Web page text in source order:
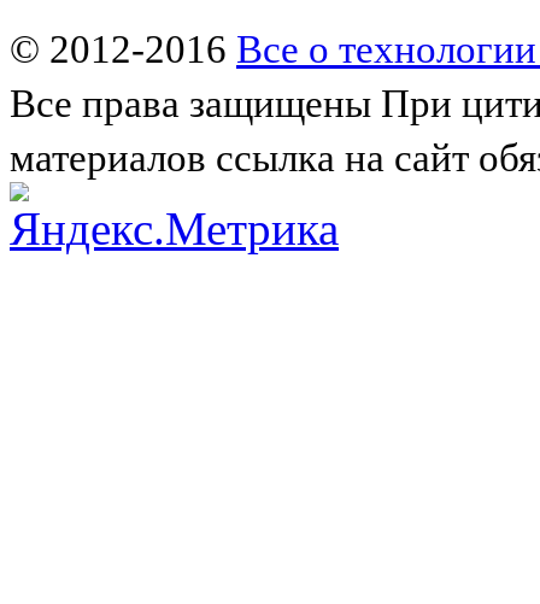
© 2012-2016 Все о
Все права защищены При
материалов ссылка на сайт